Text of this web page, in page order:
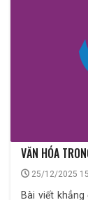
VĂN HÓA
25/12/2025
Bài viết